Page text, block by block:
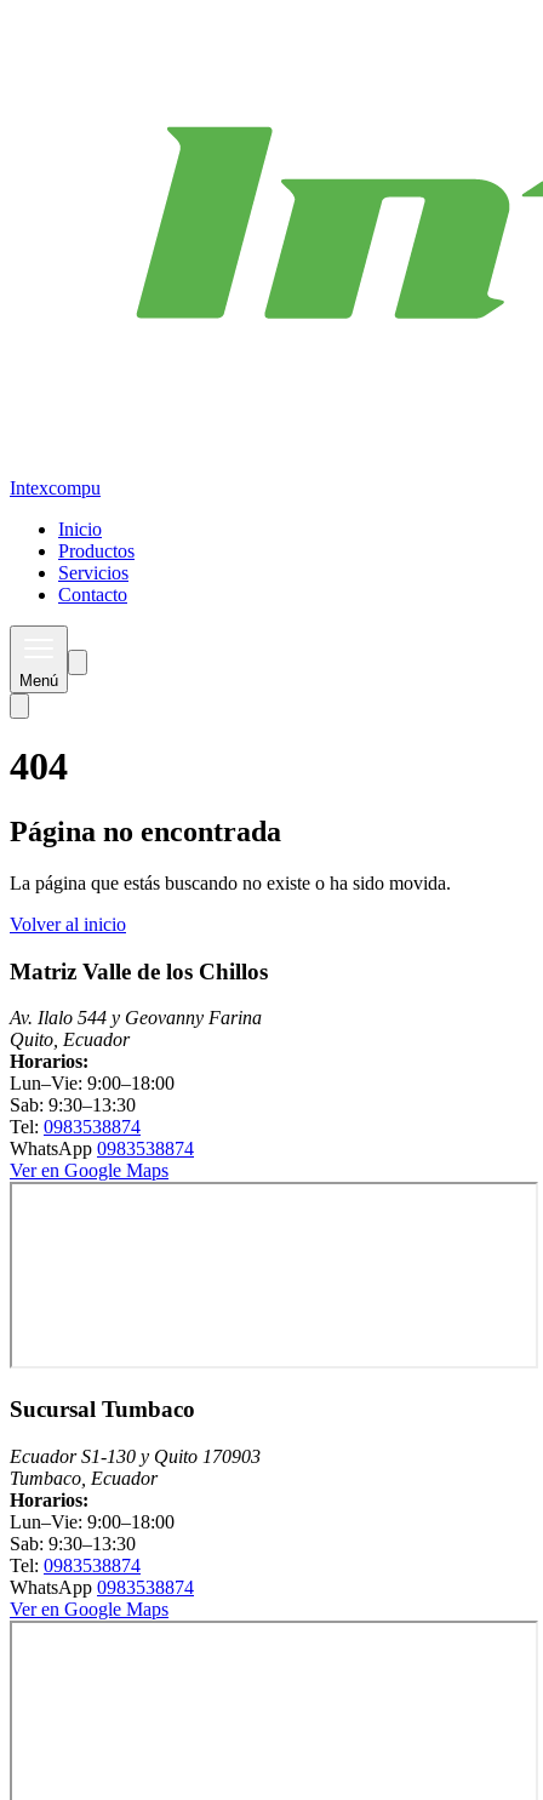
Intexcompu
Inicio
Productos
Servicios
Contacto
Menú
404
Página no encontrada
La página que estás buscando no existe o ha sido movida.
Volver al inicio
Matriz Valle de los Chillos
Av. Ilalo 544 y Geovanny Farina
Quito, Ecuador
Horarios:
Lun–Vie: 9:00–18:00
Sab: 9:30–13:30
Tel: 0983538874
WhatsApp 0983538874
Ver en Google Maps
Sucursal Tumbaco
Ecuador S1-130 y Quito 170903
Tumbaco, Ecuador
Horarios:
Lun–Vie: 9:00–18:00
Sab: 9:30–13:30
Tel: 0983538874
WhatsApp 0983538874
Ver en Google Maps